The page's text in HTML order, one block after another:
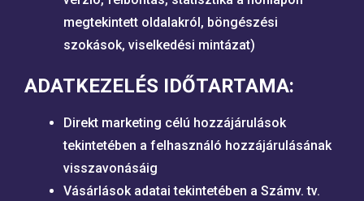
megtekintett oldalakról, böngészési
szokások, viselkedési mintázat)
ADATKEZELÉS IDŐTARTAMA:
Direkt marketing célú hozzájárulások
tekintetében a felhasználó hozzájárulásának
visszavonásáig
Vásárlások adatai tekintetében a Számv. tv.